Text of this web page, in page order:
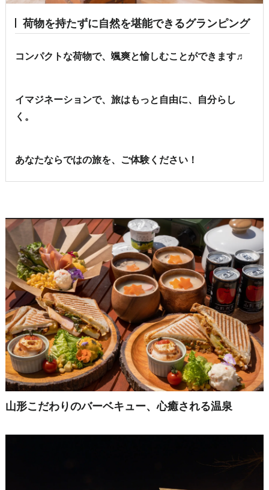
荷物を持たずに自然を堪能できるグランピング
コンパクトな荷物で、颯爽と愉しむことができます♬
イマジネーションで、旅はもっと自由に、自分らし
く。
あなたならではの旅を、ご体験ください！
山形こだわりのバーベキュー、心癒される温泉